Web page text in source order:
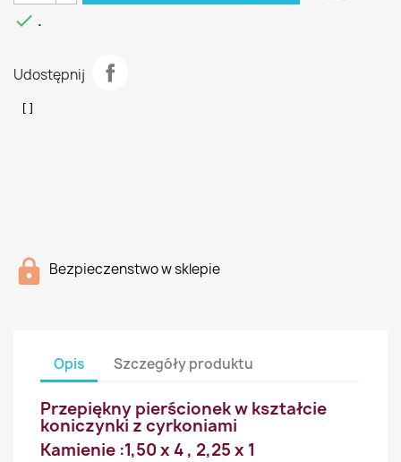
 .
Udostępnij
Bezpieczenstwo w sklepie
Opis Szczegóły produktu
Przepiękny pierścionek w kształcie
koniczynki z cyrkoniami
Kamienie :1,50 x 4 , 2,25 x 1